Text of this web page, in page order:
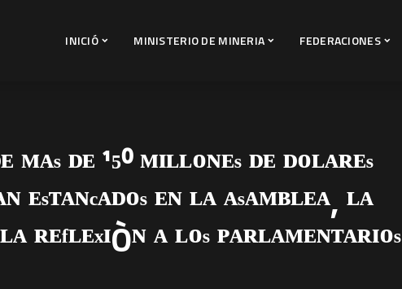
INICIÓ MINISTERIO DE MINERIA FEDERACIONES
ᴹᴬˢ ᴰᴱ ¹⁵⁰ ᴹᴵᴸᴸᴼᴺᴱˢ ᴰᴱ ᴰᴼᴸᴬᴿᴱˢ
ᴱˢᵀᴬᴺᶜᴬᴰᴼˢ ᴱᴺ ᴸᴬ ᴬˢᴬᴹᴮᴸᴱᴬ, ᴸᴬ
ᴿᴱᶠᴸᴱˣᴵÒᴺ ᴬ ᴸᴼˢ ᴾᴬᴿᴸᴬᴹᴱᴺᵀᴬᴿᴵᴼˢ